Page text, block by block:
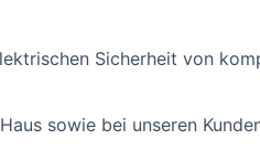
Sicherheit von
sowie bei unseren